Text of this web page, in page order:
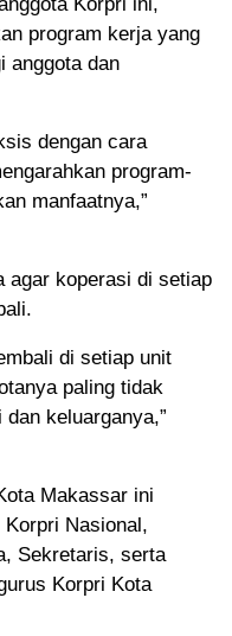
program kerja yang
anggota dan
dengan cara
program-
manfaatnya,”
agar koperasi di setiap
di setiap unit
paling tidak
keluarganya,”
Makassar ini
Nasional,
Sekretaris, serta
Korpri Kota